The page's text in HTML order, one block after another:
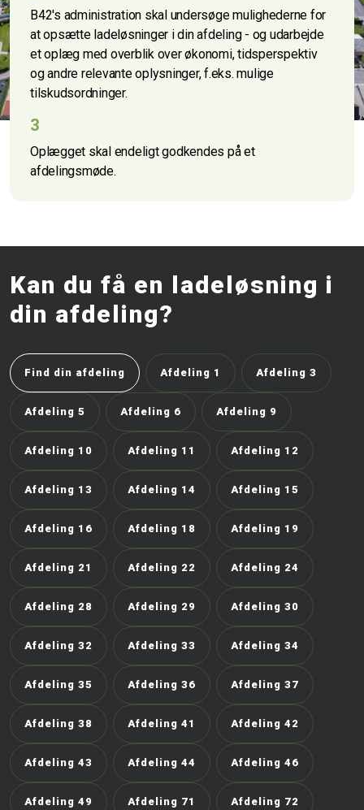
B42's administration skal undersøge mulighederne for
at opsætte ladeløsninger i din afdeling - og udarbejde
et oplæg med overblik over økonomi, tidsperspektiv
og andre relevante oplysninger, f.eks. mulige
tilskudsordninger.
3
Oplægget skal endeligt godkendes på et
afdelingsmøde.
Kan du få en ladeløsning i
din afdeling?
Find din afdeling Afdeling 1 Afdeling 3
Afdeling 5 Afdeling 6 Afdeling 9
Afdeling 10 Afdeling 11 Afdeling 12
Afdeling 13 Afdeling 14 Afdeling 15
Afdeling 16 Afdeling 18 Afdeling 19
Afdeling 21 Afdeling 22 Afdeling 24
Afdeling 28 Afdeling 29 Afdeling 30
Afdeling 32 Afdeling 33 Afdeling 34
Afdeling 35 Afdeling 36 Afdeling 37
Afdeling 38 Afdeling 41 Afdeling 42
Afdeling 43 Afdeling 44 Afdeling 46
Afdeling 49 Afdeling 71 Afdeling 72